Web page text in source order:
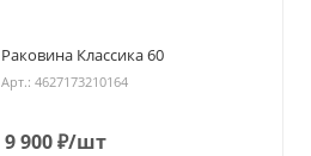
Раковина Классика 60
Арт.: 4627173210164
9 900₽/шт